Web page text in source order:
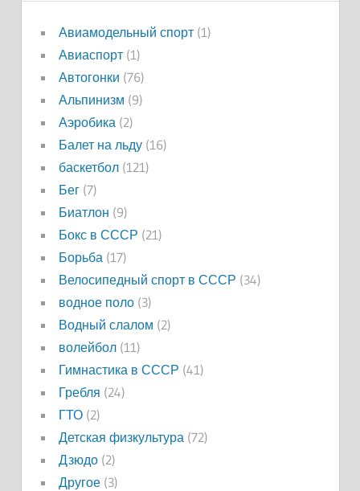
Авиамодельный спорт(1)
Авиаспорт(1)
Автогонки (76)
Альпинизм (9)
Аэробика (2)
Балет на льду(16)
баскетбол(121)
Бег(7)
Биатлон (9)
Бокс в СССР (21)
Борьба (17)
Велосипедный спорт в СССР (34)
водное поло(3)
Водный слалом (2)
волейбол(11)
Гимнастика в СССР (41)
Гребля (24)
ГТО(2)
Детская физкультура (72)
Дзюдо(2)
Другое(3)